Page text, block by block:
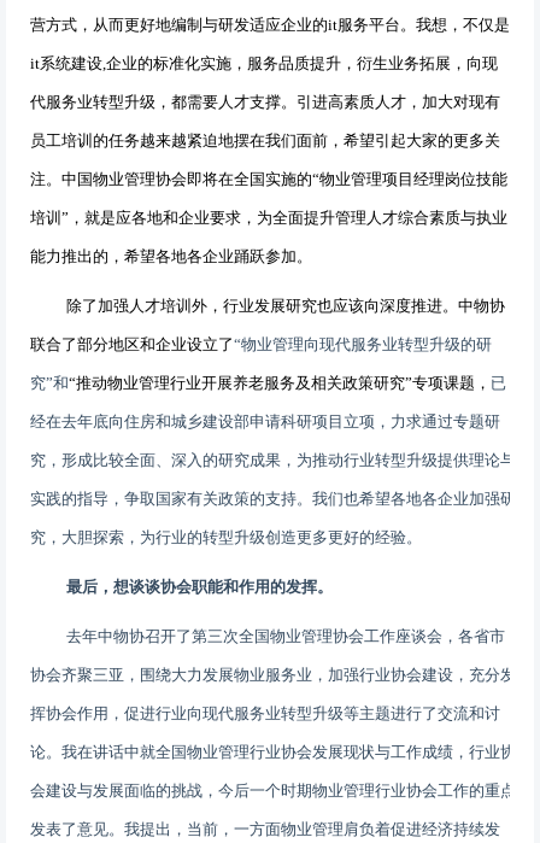
营方式，从而更好地编制与研发适应企业的it服务平台。我想，不仅是
it系统建设,企业的标准化实施，服务品质提升，衍生业务拓展，向现
代服务业转型升级，都需要人才支撑。引进高素质人才，加大对现有
员工培训的任务越来越紧迫地摆在我们面前，希望引起大家的更多关
注。中国物业管理协会即将在全国实施的“物业管理项目经理岗位技能
培训”，就是应各地和企业要求，为全面提升管理人才综合素质与执业
能力推出的，希望各地各企业踊跃参加。
除了加强人才培训外，行业发展研究也应该向深度推进。中物协
联合了部分地区和企业设立了“物业管理向现代服务业转型升级的研
究”和“推动物业管理行业开展养老服务及相关政策研究”专项课题， 已
经在去年底向住房和城乡建设部申请科研项目立项，力求通过专题研
究，形成比较全面、深入的研究成果，为推动行业转型升级提供理论与
实践的指导，争取国家有关政策的支持。我们也希望各地各企业加强研
究，大胆探索，为行业的转型升级创造更多更好的经验。
最后，想谈谈协会职能和作用的发挥。
去年中物协召开了第三次全国物业管理协会工作座谈会，各省市
协会齐聚三亚，围绕大力发展物业服务业，加强行业协会建设，充分发
挥协会作用，促进行业向现代服务业转型升级等主题进行了交流和讨
论。我在讲话中就全国物业管理行业协会发展现状与工作成绩，行业协
会建设与发展面临的挑战，今后一个时期物业管理行业协会工作的重点
发表了意见。我提出，当前，一方面物业管理肩负着促进经济持续发